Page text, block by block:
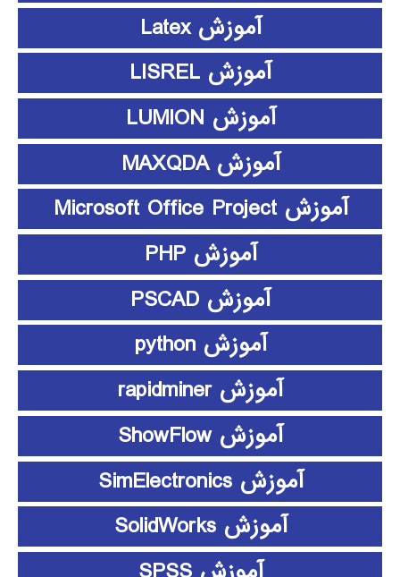
آموزش Latex
آموزش LISREL
آموزش LUMION
آموزش MAXQDA
آموزش Microsoft Office Project
آموزش PHP
آموزش PSCAD
آموزش python
آموزش rapidminer
آموزش ShowFlow
آموزش SimElectronics
آموزش SolidWorks